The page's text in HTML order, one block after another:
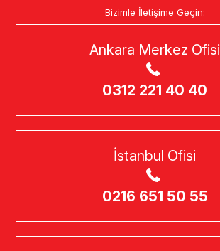
Bizimle İletişime Geçin:
Ankara Merkez Ofisi
0312 221 40 40
İstanbul Ofisi
0216 651 50 55